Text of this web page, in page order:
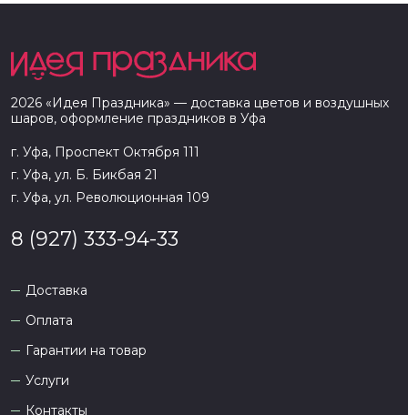
2026 «Идея Праздника» — доставка цветов и воздушных
шаров, оформление праздников в Уфа
г. Уфа, Проспект Октября 111
г. Уфа, ул. Б. Бикбая 21
г. Уфа, ул. Революционная 109
8 (927) 333-94-33
Доставка
Оплата
Гарантии на товар
Услуги
Контакты